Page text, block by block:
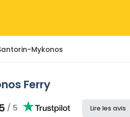
Mykonos
Ferry
/ 5 Lire les avis